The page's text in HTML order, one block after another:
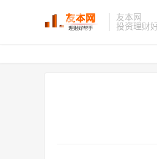
友本网
投资理财